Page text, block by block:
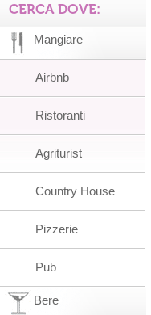
CERCA DOVE:
Mangiare
Airbnb
Ristoranti
Agriturist
Country House
Pizzerie
Pub
Bere